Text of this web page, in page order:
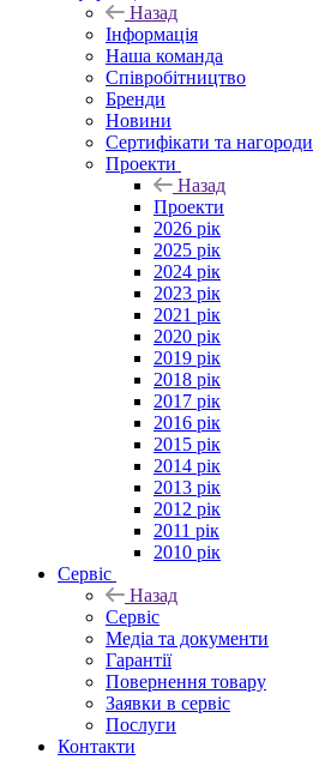
Назад
Інформація
Наша команда
Співробітництво
Бренди
Новини
Сертифікати та нагороди
Проекти
Назад
Проекти
2026 рік
2025 рік
2024 рік
2023 рік
2021 рік
2020 рік
2019 рік
2018 рік
2017 рік
2016 рік
2015 рік
2014 рік
2013 рік
2012 рік
2011 рік
2010 рік
Сервіс
Назад
Сервіс
Медіа та документи
Гарантії
Повернення товару
Заявки в сервіс
Послуги
Контакти